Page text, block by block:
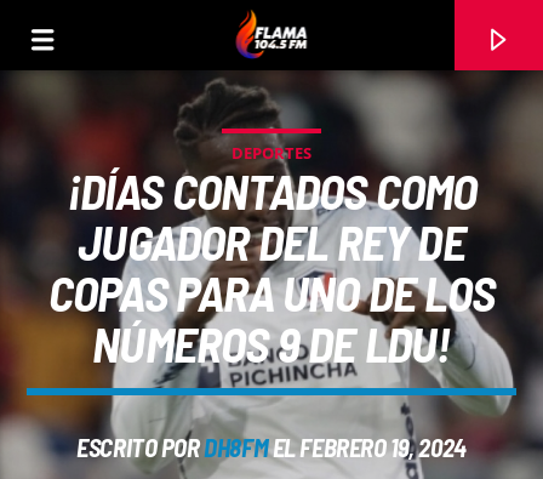
CANCIÓN ACTUAL
DEPORTES
¡DÍAS CONTADOS COMO
JUGADOR DEL REY DE
COPAS PARA UNO DE LOS
NÚMEROS 9 DE LDU!
ESCRITO PORDH8FMEL FEBRERO 19, 2024